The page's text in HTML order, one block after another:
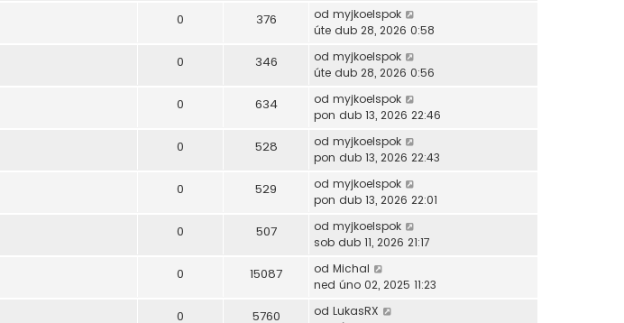
0 376 od myjkoelspok
úte dub 28, 2026 0:58
0 346 od myjkoelspok
úte dub 28, 2026 0:56
0 634 od myjkoelspok
pon dub 13, 2026 22:46
0 528 od myjkoelspok
pon dub 13, 2026 22:43
0 529 od myjkoelspok
pon dub 13, 2026 22:01
0 507 od myjkoelspok
sob dub 11, 2026 21:17
0 15087 od Michal
ned úno 02, 2025 11:23
0 5760 od LukasRX